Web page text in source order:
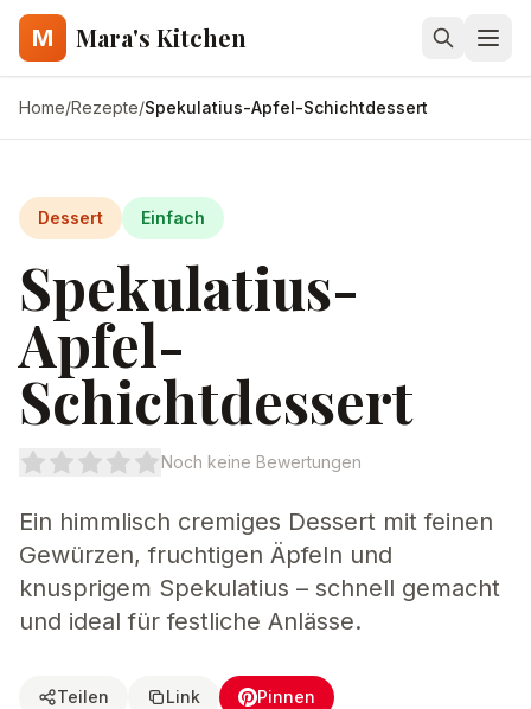
M Mara's Kitchen
Home/Rezepte/Spekulatius-Apfel-Schichtdessert
Dessert Einfach
Spekulatius-
Apfel-
Schichtdessert
Noch keine Bewertungen
Ein himmlisch cremiges Dessert mit feinen
Gewürzen, fruchtigen Äpfeln und
knusprigem Spekulatius – schnell gemacht
und ideal für festliche Anlässe.
Teilen Link Pinnen